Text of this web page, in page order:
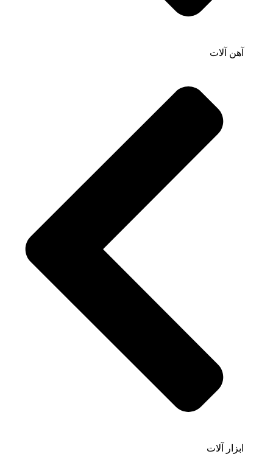
آهن آلات
ابزار آلات